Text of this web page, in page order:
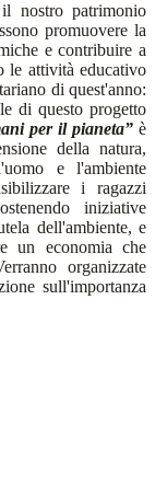
nostro patrimonio
promuovere la
e contribuire a
le attività educativo
di quest'anno:
di questo progetto
per il pianeta” è
della natura,
e l'ambiente
i ragazzi
iniziative
dell'ambiente, e
un economia che
organizzate
sull'importanza